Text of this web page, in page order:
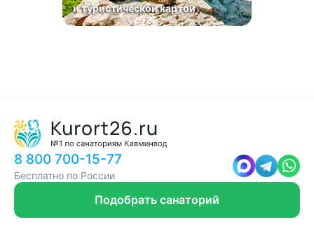
и туристической картой
8 800 700-15-77
Бесплатно по России
Подобрать санаторий